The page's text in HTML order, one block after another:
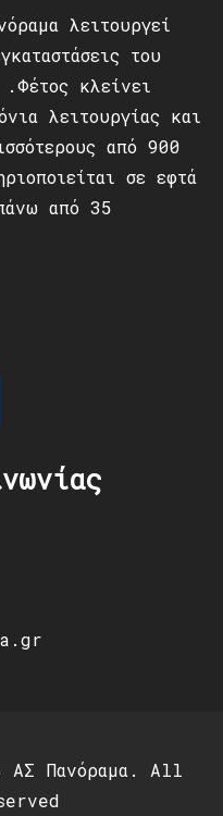
λειτουργεί
του
κλείνει
λειτουργίας και
από 900
σε εφτά
από 35
ΑΣ Πανόραμα. All